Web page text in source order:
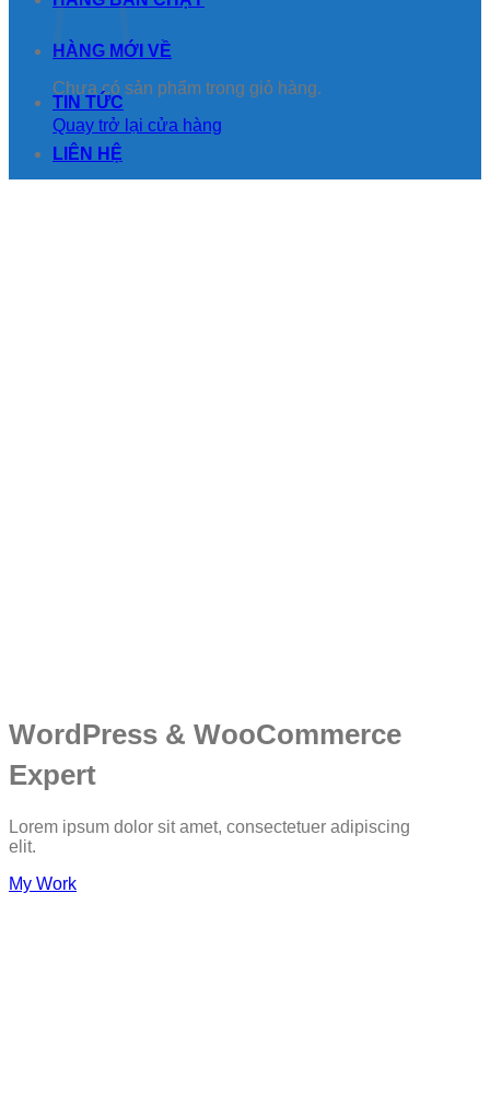
Chưa có sản phẩm trong giỏ hàng.
Quay trở lại cửa hàng
HÀNG MỚI VỀ
TIN TỨC
LIÊN HỆ
WordPress & WooCommerce
Expert
Lorem ipsum dolor sit amet, consectetuer adipiscing
elit.
My Work